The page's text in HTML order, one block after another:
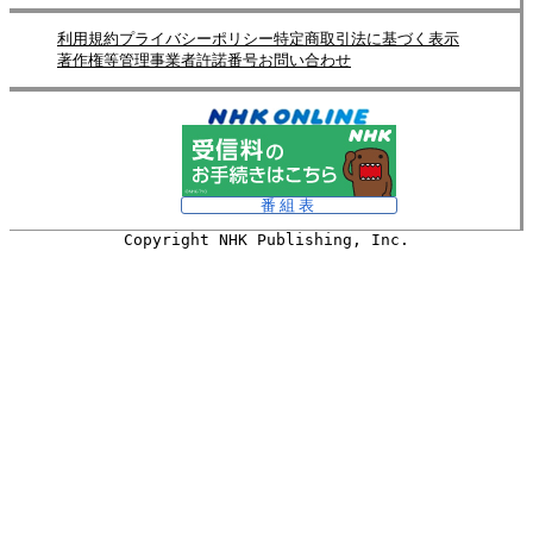
利用規約プライバシーポリシー特定商取引法に基づく表示
著作権等管理事業者許諾番号お問い合わせ
番組表
Copyright NHK Publishing, Inc.